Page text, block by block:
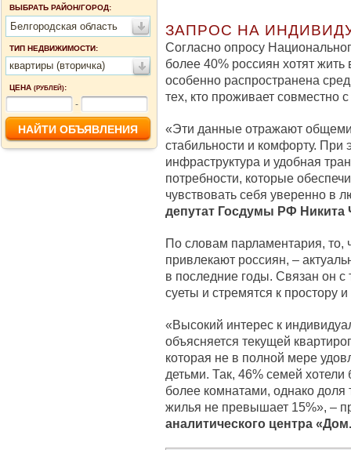
ВЫБРАТЬ РАЙОН/ГОРОД:
Белгородская область
ТИП НЕДВИЖИМОСТИ:
квартиры (вторичка)
ЦЕНА (РУБЛЕЙ):
-
ЗАПРОС НА
Согласно опросу
более 40% россиян хотят
особенно распространена
тех, кто проживает совместно
«Эти данные отражают
стабильности и комфорту.
инфраструктура и удобная
потребности, которые
чувствовать себя уверенно в
депутат Госдумы РФ Никита
По словам парламентария, то,
привлекают россиян, –
в последние годы. Связан он с
суеты и стремятся к простору
«Высокий интерес к
объясняется текущей
которая не в полной мере
детьми. Так, 46% семей
более комнатами, однако доля
жилья не превышает 15%», –
аналитического центра